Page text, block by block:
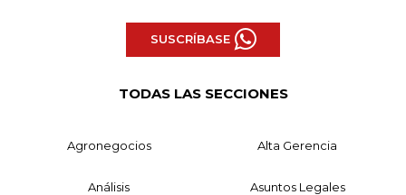
SUSCRÍBASE
TODAS LAS SECCIONES
Agronegocios Alta Gerencia
Análisis Asuntos Legales